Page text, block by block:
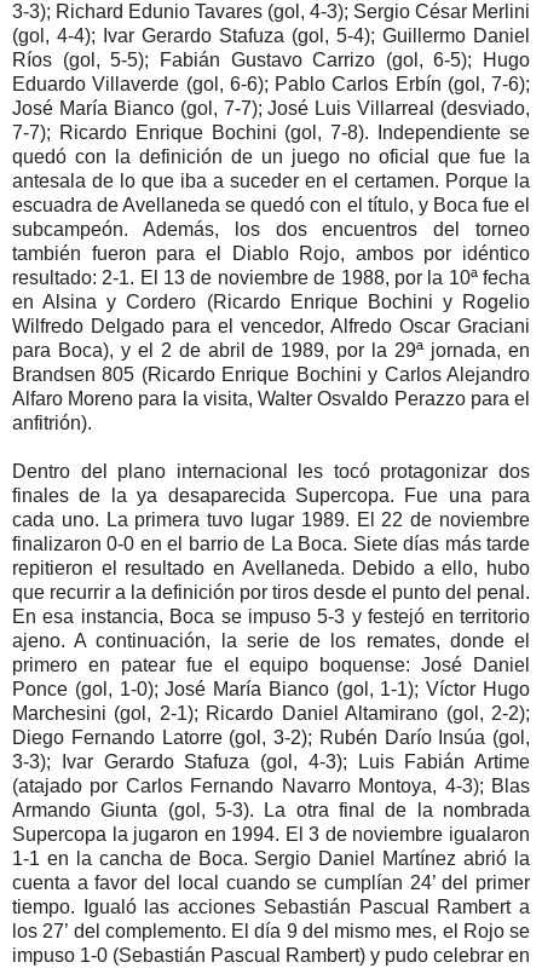
3-3); Richard Edunio Tavares (gol, 4-3); Sergio César Merlini
(gol, 4-4); Ivar Gerardo Stafuza (gol, 5-4); Guillermo Daniel
Ríos (gol, 5-5); Fabián Gustavo Carrizo (gol, 6-5); Hugo
Eduardo Villaverde (gol, 6-6); Pablo Carlos Erbín (gol, 7-6);
José María Bianco (gol, 7-7); José Luis Villarreal (desviado,
7-7); Ricardo Enrique Bochini (gol, 7-8). Independiente se
quedó con la definición de un juego no oficial que fue la
antesala de lo que iba a suceder en el certamen. Porque la
escuadra de Avellaneda se quedó con el título, y Boca fue el
subcampeón. Además, los dos encuentros del torneo
también fueron para el Diablo Rojo, ambos por idéntico
resultado: 2-1. El 13 de noviembre de 1988, por la 10ª fecha
en Alsina y Cordero (Ricardo Enrique Bochini y Rogelio
Wilfredo Delgado para el vencedor, Alfredo Oscar Graciani
para Boca), y el 2 de abril de 1989, por la 29ª jornada, en
Brandsen 805 (Ricardo Enrique Bochini y Carlos Alejandro
Alfaro Moreno para la visita, Walter Osvaldo Perazzo para el
anfitrión).
Dentro del plano internacional les tocó protagonizar dos
finales de la ya desaparecida Supercopa. Fue una para
cada uno. La primera tuvo lugar 1989. El 22 de noviembre
finalizaron 0-0 en el barrio de La Boca. Siete días más tarde
repitieron el resultado en Avellaneda. Debido a ello, hubo
que recurrir a la definición por tiros desde el punto del penal.
En esa instancia, Boca se impuso 5-3 y festejó en territorio
ajeno. A continuación, la serie de los remates, donde el
primero en patear fue el equipo boquense: José Daniel
Ponce (gol, 1-0); José María Bianco (gol, 1-1); Víctor Hugo
Marchesini (gol, 2-1); Ricardo Daniel Altamirano (gol, 2-2);
Diego Fernando Latorre (gol, 3-2); Rubén Darío Insúa (gol,
3-3); Ivar Gerardo Stafuza (gol, 4-3); Luis Fabián Artime
(atajado por Carlos Fernando Navarro Montoya, 4-3); Blas
Armando Giunta (gol, 5-3). La otra final de la nombrada
Supercopa la jugaron en 1994. El 3 de noviembre igualaron
1-1 en la cancha de Boca. Sergio Daniel Martínez abrió la
cuenta a favor del local cuando se cumplían 24’ del primer
tiempo. Igualó las acciones Sebastián Pascual Rambert a
los 27’ del complemento. El día 9 del mismo mes, el Rojo se
impuso 1-0 (Sebastián Pascual Rambert) y pudo celebrar en